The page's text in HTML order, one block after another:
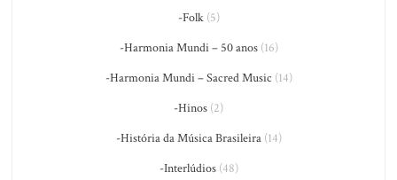
-Folk(5)
-Harmonia Mundi – 50 anos(16)
-Harmonia Mundi – Sacred Music (14)
-Hinos (2)
-História da Música Brasileira(14)
-Interlúdios(48)